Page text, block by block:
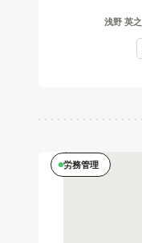
浅野 英之
労務管理